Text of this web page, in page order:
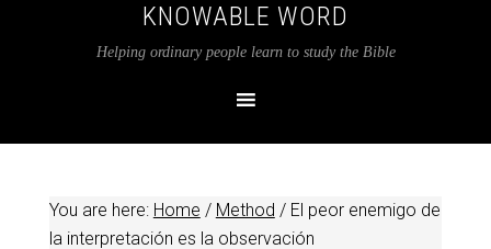
KNOWABLE WORD
Helping ordinary people learn to study the Bible
You are here: Home / Method /El peor enemigo de
la interpretación es la observación